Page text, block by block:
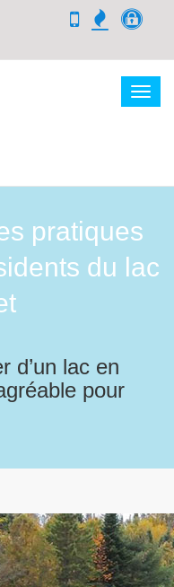
pratiques
du lac
d’un lac en
pour